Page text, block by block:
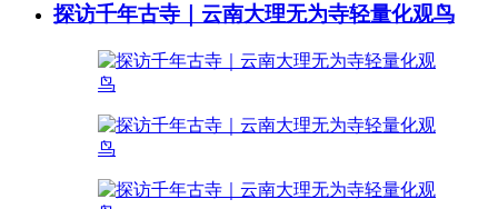
探访千年古寺｜云南大理无为寺轻量化观鸟